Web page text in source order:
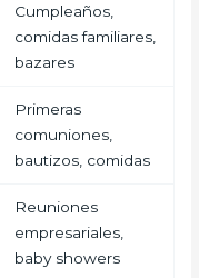
Cumpleaños,
comidas familiares,
bazares
Primeras
comuniones,
bautizos, comidas
Reuniones
empresariales,
baby showers